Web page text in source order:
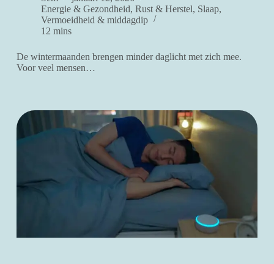
Energie & Gezondheid, Rust & Herstel, Slaap,
Vermoeidheid & middagdip
12 mins
De wintermaanden brengen minder daglicht met zich mee.
Voor veel mensen…